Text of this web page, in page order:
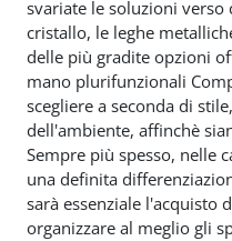
svariate le soluzioni
cristallo, le leghe
delle più gradite opzioni
mano plurifunzionali
scegliere a seconda di
dell'ambiente, affinchè
Sempre più spesso, nelle
una definita
sarà essenziale l'acquisto
organizzare al meglio gli